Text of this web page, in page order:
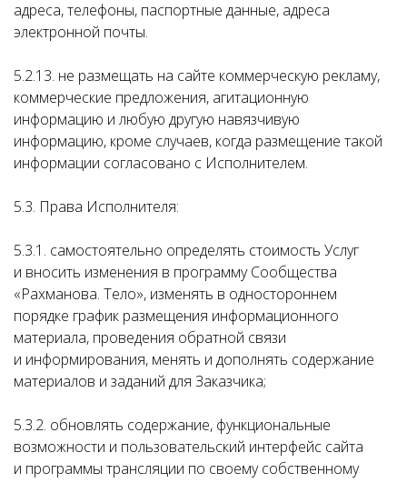
адреса, телефоны, паспортные данные, адреса
электронной почты.
5.2.13. не размещать на сайте коммерческую рекламу,
коммерческие предложения, агитационную
информацию и любую другую навязчивую
информацию, кроме случаев, когда размещение такой
информации согласовано с Исполнителем.
5.3. Права Исполнителя:
5.3.1. самостоятельно определять стоимость Услуг
и вносить изменения в программу Сообщества
«Рахманова. Тело», изменять в одностороннем
порядке график размещения информационного
материала, проведения обратной связи
и информирования, менять и дополнять содержание
материалов и заданий для Заказчика;
5.3.2. обновлять содержание, функциональные
возможности и пользовательский интерфейс сайта
и программы трансляции по своему собственному